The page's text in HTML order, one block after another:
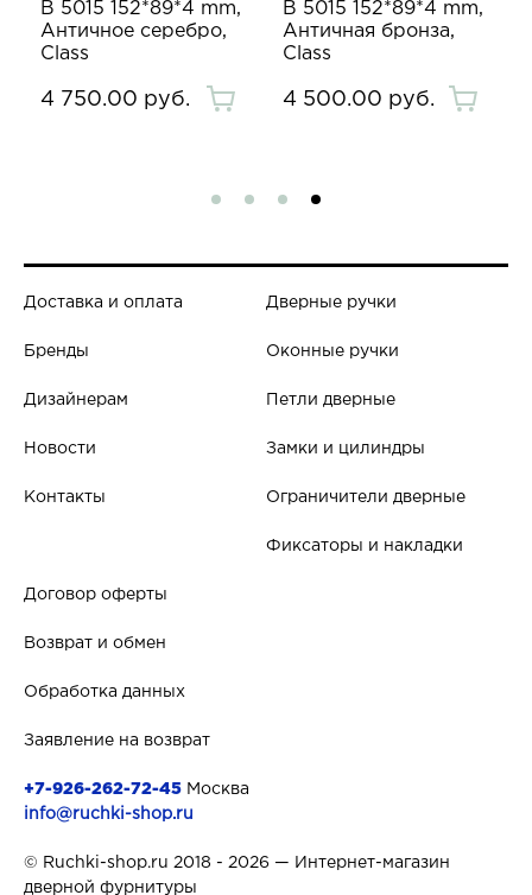
B 5015 152*89*4 mm,
Античное серебро,
Class
4 750.00 руб.
B 5015 152*89*4 mm,
Античная бронза,
Class
4 500.00 руб.
Доставка и оплата
Бренды
Дизайнерам
Новости
Контакты
Дверные ручки
Оконные ручки
Петли дверные
Замки и цилиндры
Ограничители дверные
Фиксаторы и накладки
Договор оферты
Возврат и обмен
Обработка данных
Заявление на возврат
+7-926-262-72-45 Москва
info@ruchki-shop.ru
© Ruchki-shop.ru 2018 - 2026 — Интернет-магазин
дверной фурнитуры